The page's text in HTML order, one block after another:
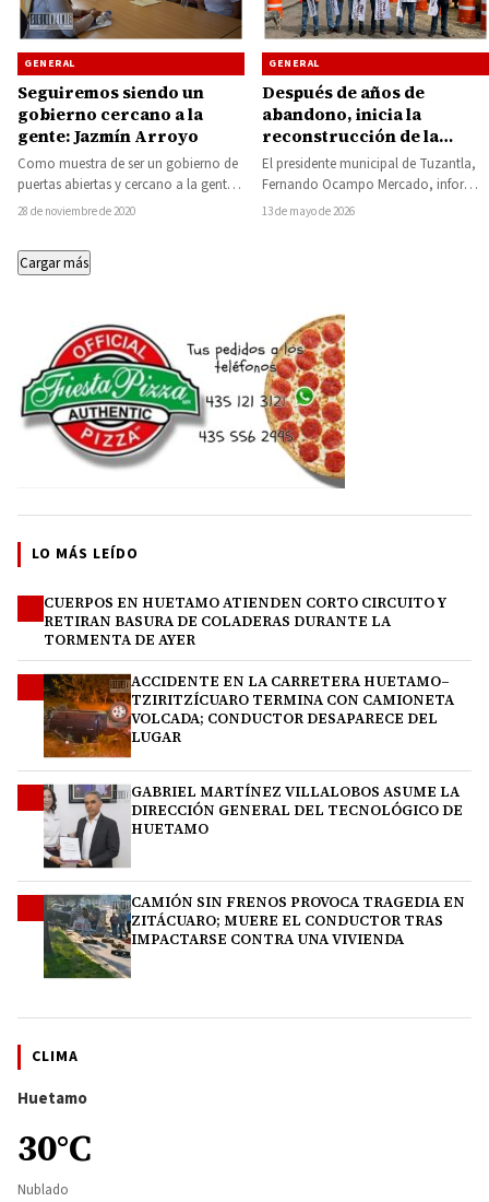
GENERAL
Seguiremos siendo un
gobierno cercano a la
gente: Jazmín Arroyo
Como muestra de ser un gobierno de
puertas abiertas y cercano a la gente,
este viernes, la presidenta…
28 de noviembre de 2020
GENERAL
Después de años de
abandono, inicia la
reconstrucción de la
carretera federal en
Tuzantla, obra carretera
gestionada por Fernando
Ocampo
El presidente municipal de Tuzantla,
Fernando Ocampo Mercado, informó
el arranque de la obra de
13 de mayo de 2026
Cargar más
LO MÁS LEÍDO
CUERPOS EN HUETAMO ATIENDEN CORTO CIRCUITO Y
RETIRAN BASURA DE COLADERAS DURANTE LA
TORMENTA DE AYER
ACCIDENTE EN LA CARRETERA HUETAMO–
TZIRITZÍCUARO TERMINA CON CAMIONETA
VOLCADA; CONDUCTOR DESAPARECE DEL
LUGAR
GABRIEL MARTÍNEZ VILLALOBOS ASUME LA
DIRECCIÓN GENERAL DEL TECNOLÓGICO DE
HUETAMO
CAMIÓN SIN FRENOS PROVOCA TRAGEDIA EN
ZITÁCUARO; MUERE EL CONDUCTOR TRAS
IMPACTARSE CONTRA UNA VIVIENDA
CLIMA
Huetamo
30°C
Nublado